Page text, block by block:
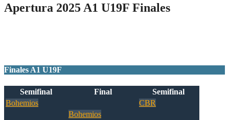
Apertura 2025 A1 U19F Finales
Finales A1 U19F
Semifinal Final
Semifinal
Bohemios
CBR
Bohemios